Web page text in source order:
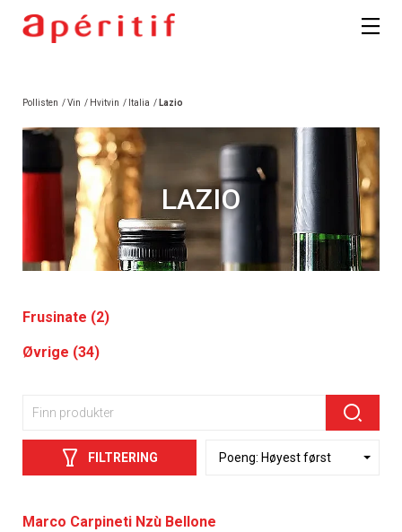
Pollisten /Vin / Hvitvin / Italia / Lazio
LAZIO
Frusinate (2)
Øvrige (34)
FILTRERING
Marco Carpineti Nzù Bellone